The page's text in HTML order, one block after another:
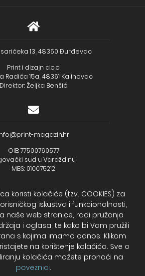
13, 48350 Đurđevac
Print i dizajn d.o.o.
Radića 15a, 48361 Kalinovac
Direktor: Željka Benšić
magazin.hr
OIB: 77500760577
sud u Varaždinu
MBS: 010075212
+385 (48) 733 111
banka d.d.
- HR2723600001102099043
330.000,00kn uplaćen u cijelosti
koristi kolačiće (tzv. COOKIES) za
iskustva i funkcionalnosti,
naše web stranice, radi pružanja
i oglasa, te kako bi Vam pružili
s kojima imamo odnos. Klikom
na korištenje kolačića. Sve o
kolačića možete pronaći na
poveznici.